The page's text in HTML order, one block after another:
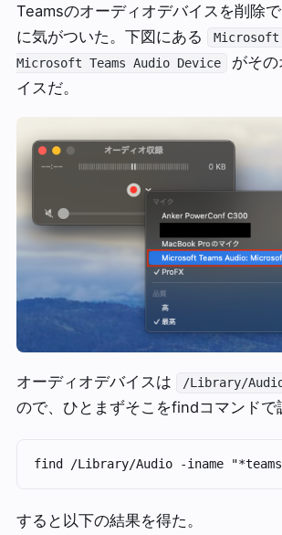
Teamsのオーディオデバイスを削除
に気がついた。下図にある
Microsoft
Microsoft Teams Audio Device
がそ
イスだ。
オーディオデバイスは /Library/
ので、ひとまずそこをfindコマンドで
すると以下の結果を得た。